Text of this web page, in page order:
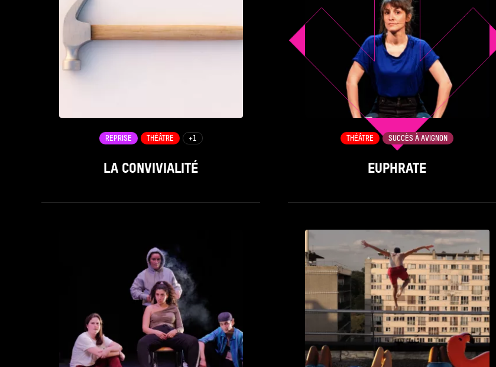
LA CONVIVIALITÉ
REPRISE THÉÂTRE +1
EUPHRATE
THÉÂTRE SUCCÈS À AVIGNON